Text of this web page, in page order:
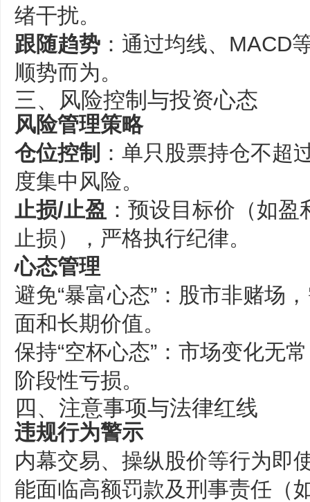
绪干扰‌。
跟随趋势 ：通过均线、MACD
顺势而为‌。
三、风险控制与投资心态
风险管理策略
仓位控制 ：单只股票持仓不超
度集中风险‌。
止损/止盈 ：预设目标价（如
止损），严格执行纪律‌。
心态管理
避免“暴富心态”：股市非赌场
面和长期价值‌。
保持“空杯心态”：市场变化无
阶段性亏损‌。
四、注意事项与法律红线
违规行为警示
内幕交易、操纵股价等行为即
能面临高额罚款及刑事责任（